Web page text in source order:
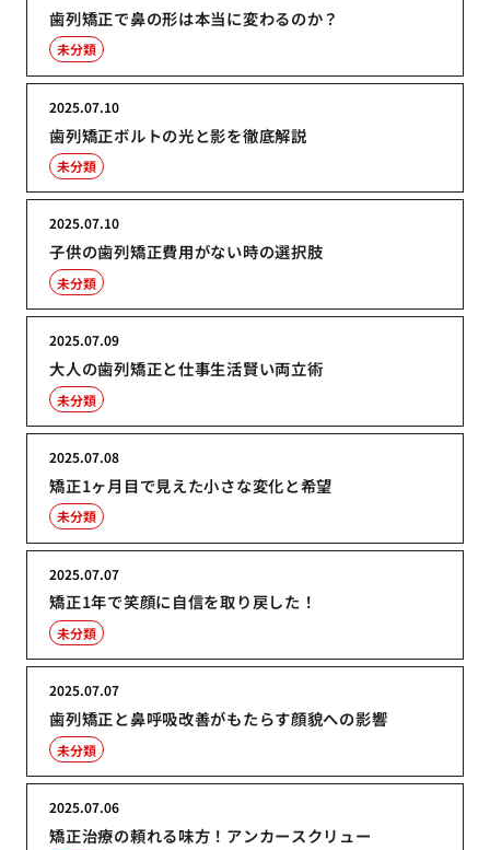
歯列矯正で鼻の形は本当に変わるのか？
未分類
歯列矯正ボルトの光と影を徹底解説
2025.07.10
未分類
子供の歯列矯正費用がない時の選択肢
2025.07.10
未分類
大人の歯列矯正と仕事生活賢い両立術
2025.07.09
未分類
矯正1ヶ月目で見えた小さな変化と希望
2025.07.08
未分類
矯正1年で笑顔に自信を取り戻した！
2025.07.07
未分類
歯列矯正と鼻呼吸改善がもたらす顔貌への影響
2025.07.07
未分類
矯正治療の頼れる味方！アンカースクリュー
2025.07.06